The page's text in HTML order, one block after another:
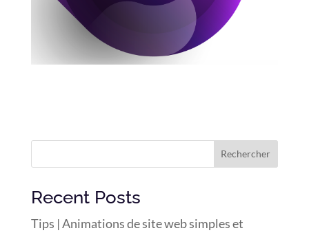
Rechercher
Recent Posts
Tips | Animations de site web simples et